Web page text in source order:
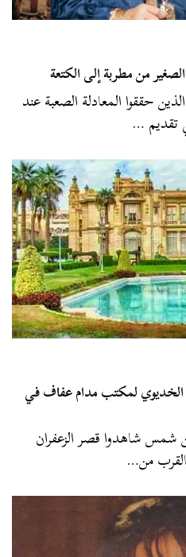
الصغير من مطربة إلى الكتعة
حققوا المعادلة الصعبة عند
تقديم …
الخديوي لمكتب مدام عفاف في
شاهدوا قصر الزعفران
من…